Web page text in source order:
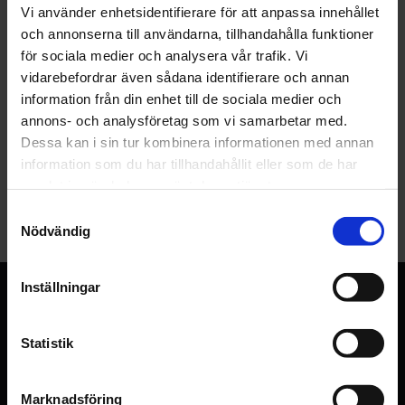
Vi använder enhetsidentifierare för att anpassa innehållet
och annonserna till användarna, tillhandahålla funktioner
för sociala medier och analysera vår trafik. Vi
vidarebefordrar även sådana identifierare och annan
information från din enhet till de sociala medier och
annons- och analysföretag som vi samarbetar med.
Dessa kan i sin tur kombinera informationen med annan
information som du har tillhandahållit eller som de har
Nödvändig
Inställningar
Statistik
Marknadsföring
Tapet KS528-S2 Paragon
Leyland
194KR
Lägg till i favoriter
RETROTAPETER
i Sälleryd. Familjen Pettersson har drivit verksamheten i tre
generationer innan vi tog över, under denna tid har det
samlats ett gediget lager med flera tusen olika mönster och